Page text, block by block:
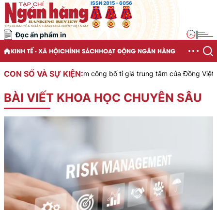
ISSN 2815 - 6056
Đọc ấn phẩm in
KINH TẾ - XÃ HỘICHÍNH SÁCHHOẠT ĐỘNG NGÂN HÀNG
CON SỐ VÀ SỰ KIỆN:
nước Việt Nam công bố tỉ giá trung tâm của Đồng Việt Nam với
BÀI VIẾT KHOA HỌC CHUYÊN SÂU